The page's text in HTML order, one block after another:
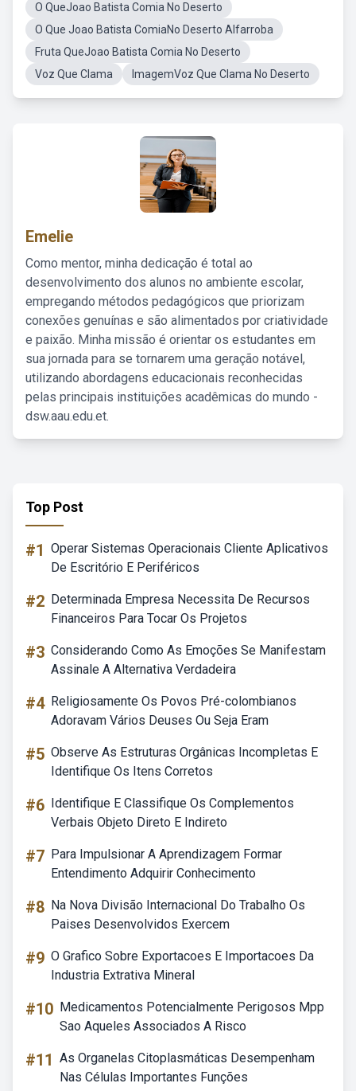
O QueJoao Batista Comia No Deserto
O Que Joao Batista ComiaNo Deserto Alfarroba
Fruta QueJoao Batista Comia No Deserto
Voz Que Clama
ImagemVoz Que Clama No Deserto
Emelie
Como mentor, minha dedicação é total ao
desenvolvimento dos alunos no ambiente escolar,
empregando métodos pedagógicos que priorizam
conexões genuínas e são alimentados por criatividade
e paixão. Minha missão é orientar os estudantes em
sua jornada para se tornarem uma geração notável,
utilizando abordagens educacionais reconhecidas
pelas principais instituições acadêmicas do mundo -
dsw.aau.edu.et.
Top Post
#1 Operar Sistemas Operacionais Cliente Aplicativos
De Escritório E Periféricos
#2 Determinada Empresa Necessita De Recursos
Financeiros Para Tocar Os Projetos
#3 Considerando Como As Emoções Se Manifestam
Assinale A Alternativa Verdadeira
#4 Religiosamente Os Povos Pré-colombianos
Adoravam Vários Deuses Ou Seja Eram
#5 Observe As Estruturas Orgânicas Incompletas E
Identifique Os Itens Corretos
#6 Identifique E Classifique Os Complementos
Verbais Objeto Direto E Indireto
#7 Para Impulsionar A Aprendizagem Formar
Entendimento Adquirir Conhecimento
#8 Na Nova Divisão Internacional Do Trabalho Os
Paises Desenvolvidos Exercem
#9 O Grafico Sobre Exportacoes E Importacoes Da
Industria Extrativa Mineral
#10 Medicamentos Potencialmente Perigosos Mpp
Sao Aqueles Associados A Risco
#11 As Organelas Citoplasmáticas Desempenham
Nas Células Importantes Funções